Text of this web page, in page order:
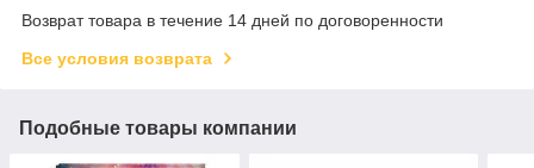
Возврат товара в течение 14 дней по договоренности
Все условия возврата
Подобные товары компании